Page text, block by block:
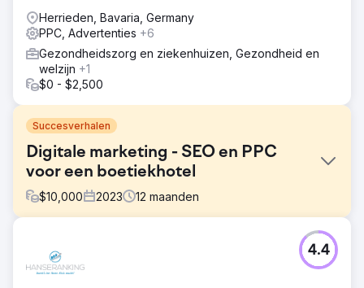
Herrieden, Bavaria, Germany
PPC, Advertenties +6
Gezondheidszorg en ziekenhuizen, Gezondheid en
welzijn +1
$0 - $2,500
Succesverhalen
Digitale marketing - SEO en PPC
voor een boetiekhotel
$10,000 2023 12 maanden
Channers On Norfolk is een prachtig boutique
accommodatie-eigendom op Norfolk Island. Ze waren op
4.4